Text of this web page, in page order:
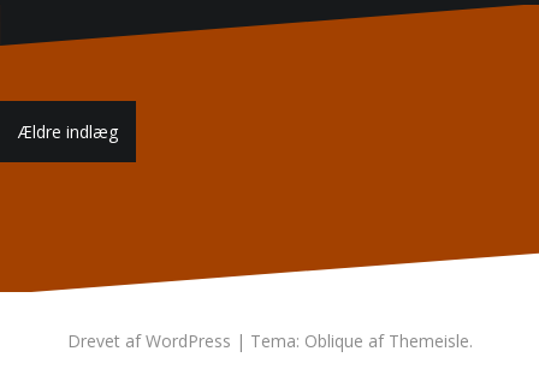
Navigation
til
Ældre indlæg
Drevet af WordPress | Tema: Oblique af Themeisle.